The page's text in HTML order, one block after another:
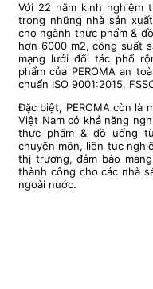
Với 22 năm kinh nghiệm
trong những nhà sản
cho ngành thực phẩm &
hơn 6000 m2, công suất
mạng lưới đối tác phổ
phẩm của PEROMA an
chuẩn ISO 9001:2015,
Đặc biệt, PEROMA còn là
Việt Nam có khả năng
thực phẩm & đồ uống
chuyên môn, liên tục
thị trường, đảm bảo
thành công cho các nhà
ngoài nước.